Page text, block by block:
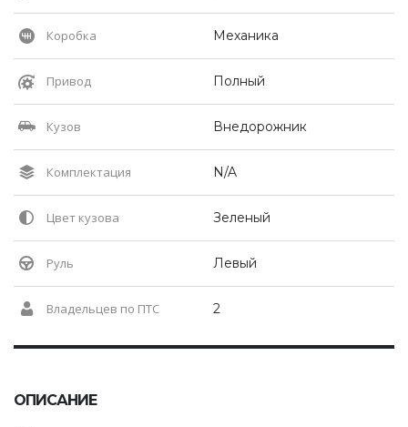
Коробка Механика
Привод Полный
Кузов Внедорожник
Комплектация N/A
Цвет кузова Зеленый
Руль Левый
Владельцев по ПТС 2
ОПИСАНИЕ